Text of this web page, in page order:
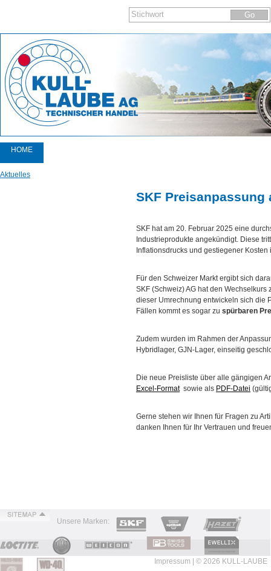
HOME
PRODUKTE
Aktuelles
SKF Preisanpassung
SKF hat am 20. Februar 2025 eine
Industrieprodukte angekündigt. Diese
Inflationsdrucks und gestiegener
Für den Schweizer Markt ergibt sich
SKF (Schweiz) AG hat den
dieser Umrechnung entwickeln sich die
Fällen kommt es sogar zu spürbaren
Zudem wurden im Rahmen der
Hybridlager, GJN-Lager, einseitig
Die neue Preisliste über alle gängigen
Excel-Formatsowie als PDF-Datei
Gerne stehen wir Ihnen für Fragen zu
danken Ihnen für Ihr Vertrauen und
Unsere Marken:
Impressum | © 2026 KULL-LAUBE